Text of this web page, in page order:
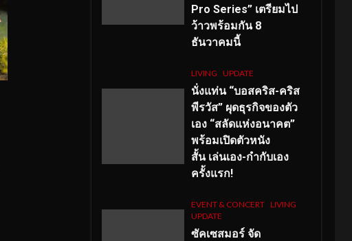
Pro Series” เตรียมไป
ว้าวพร้อมกัน 8
ธันวาคมนี้
LIVING UPDATE
นั่งแท่น “บอสคริส-คริส
พีรวัส” ผุดธุรกิจของตัว
เอง “สลัดแห่งอนาคต”
พร้อมเปิดตัวหนัง
สั้น เล่นเอง-กำกับเอง
ครั้งแรก!
EVENT & CONCERT LIVING
UPDATE
ซัคเซสมอร์ จัด